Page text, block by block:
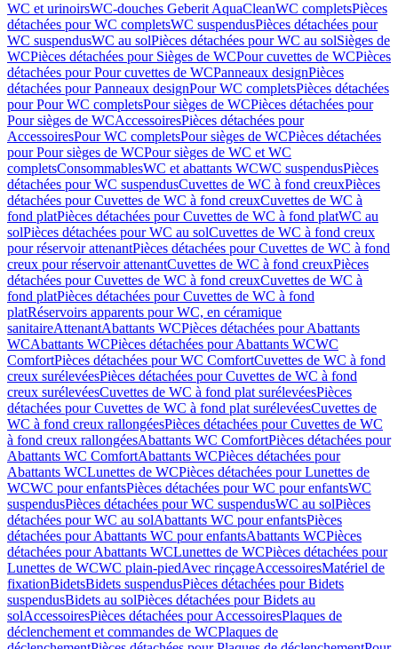
WC et urinoirsWC-douches Geberit AquaCleanWC completsPièces
détachées pour WC completsWC suspendusPièces détachées pour
WC suspendusWC au solPièces détachées pour WC au solSièges de
WCPièces détachées pour Sièges de WCPour cuvettes de WCPièces
détachées pour Pour cuvettes de WCPanneaux designPièces
détachées pour Panneaux designPour WC completsPièces détachées
pour Pour WC completsPour sièges de WCPièces détachées pour
Pour sièges de WCAccessoiresPièces détachées pour
AccessoiresPour WC completsPour sièges de WCPièces détachées
pour Pour sièges de WCPour sièges de WC et WC
completsConsommablesWC et abattants WCWC suspendusPièces
détachées pour WC suspendusCuvettes de WC à fond creuxPièces
détachées pour Cuvettes de WC à fond creuxCuvettes de WC à
fond platPièces détachées pour Cuvettes de WC à fond platWC au
solPièces détachées pour WC au solCuvettes de WC à fond creux
pour réservoir attenantPièces détachées pour Cuvettes de WC à fond
creux pour réservoir attenantCuvettes de WC à fond creuxPièces
détachées pour Cuvettes de WC à fond creuxCuvettes de WC à
fond platPièces détachées pour Cuvettes de WC à fond
platRéservoirs apparents pour WC, en céramique
sanitaireAttenantAbattants WCPièces détachées pour Abattants
WCAbattants WCPièces détachées pour Abattants WCWC
ComfortPièces détachées pour WC ComfortCuvettes de WC à fond
creux surélevéesPièces détachées pour Cuvettes de WC à fond
creux surélevéesCuvettes de WC à fond plat surélevéesPièces
détachées pour Cuvettes de WC à fond plat surélevéesCuvettes de
WC à fond creux rallongéesPièces détachées pour Cuvettes de WC
à fond creux rallongéesAbattants WC ComfortPièces détachées pour
Abattants WC ComfortAbattants WCPièces détachées pour
Abattants WCLunettes de WCPièces détachées pour Lunettes de
WCWC pour enfantsPièces détachées pour WC pour enfantsWC
suspendusPièces détachées pour WC suspendusWC au solPièces
détachées pour WC au solAbattants WC pour enfantsPièces
détachées pour Abattants WC pour enfantsAbattants WCPièces
détachées pour Abattants WCLunettes de WCPièces détachées pour
Lunettes de WCWC plain-piedAvec rinçageAccessoiresMatériel de
fixationBidetsBidets suspendusPièces détachées pour Bidets
suspendusBidets au solPièces détachées pour Bidets au
solAccessoiresPièces détachées pour AccessoiresPlaques de
déclenchement et commandes de WCPlaques de